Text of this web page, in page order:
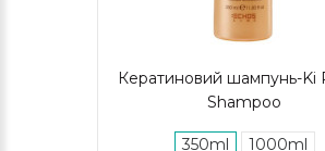
Кератиновий шампунь-Ki
Shampoo
350ml 1000ml